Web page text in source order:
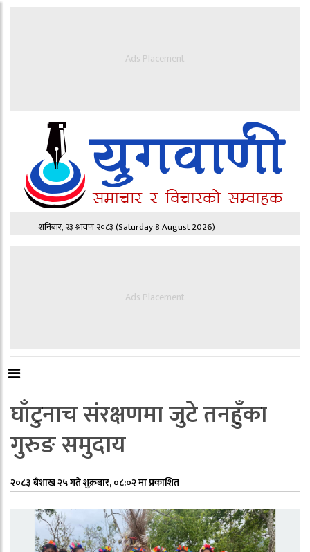
Ads Placement
शनिबार, २३ श्रावण २०८३(Saturday 8 August 2026)
Ads Placement
घाँटुनाच संरक्षणमा जुटे तनहुँका
गुरुङ समुदाय
२०८३ बैशाख २५ गते शुक्रबार, ०८:०२ मा प्रकाशित